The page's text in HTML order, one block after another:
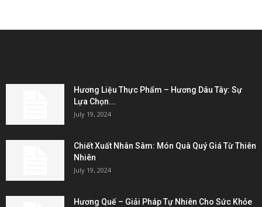
Hương Liệu Thực Phẩm – Hương Dâu Tây: Sự
Lựa Chọn...
July 19, 2024
Chiết Xuất Nhân Sâm: Món Quà Quý Giá Từ Thiên
Nhiên
July 19, 2024
Hương Quế – Giải Pháp Tự Nhiên Cho Sức Khỏe